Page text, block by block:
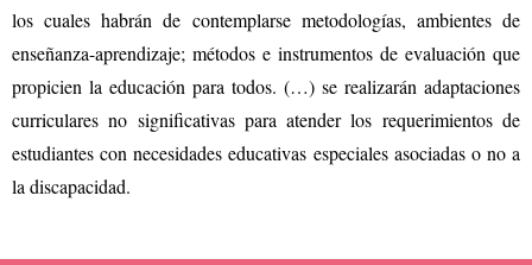
los cuales habrán de contemplarse metodologías, ambientes de
enseñanza-aprendizaje; métodos e instrumentos de evaluación que
propicien la educación para todos. (…) se realizarán adaptaciones
curriculares no significativas para atender los requerimientos de
estudiantes con necesidades educativas especiales asociadas o no a
la discapacidad.